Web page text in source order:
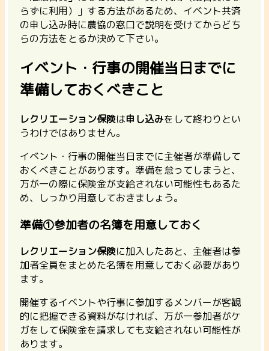
らずに利用）」する方法があるため、イベント共済
の申し込み時に農協の窓口で説明を受けてからどち
らの方法をとるか決めて下さい。
イベント・行事の開催当日までに
準備しておくべきこと
レクリエーション保険は申し込みをして終わりとい
うわけではありません。
イベント・行事の開催当日までに主催者が準備して
おくべきことがあります。準備を怠ってしまうと、
万が一の際に保険金が支給されない可能性もあるた
め、しっかり用意しておきましょう。
準備①参加者の名簿を用意しておく
レクリエーション保険に加入したあと、主催者は参
加者全員をまとめた名簿を用意しておく必要があり
ます。
開催するイベントや行事に参加するメンバーが客観
的に把握できる資料がなければ、万が一参加者がケ
ガをして保険金を請求しても支給されない可能性が
あります。